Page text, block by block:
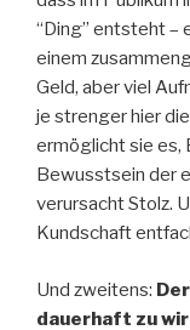
“Ding” entsteht –
einem
Geld, aber viel
je strenger hier
ermöglicht sie es,
Bewusstsein der
verursacht Stolz.
Kundschaft
Und zweitens:
dauerhaft zu